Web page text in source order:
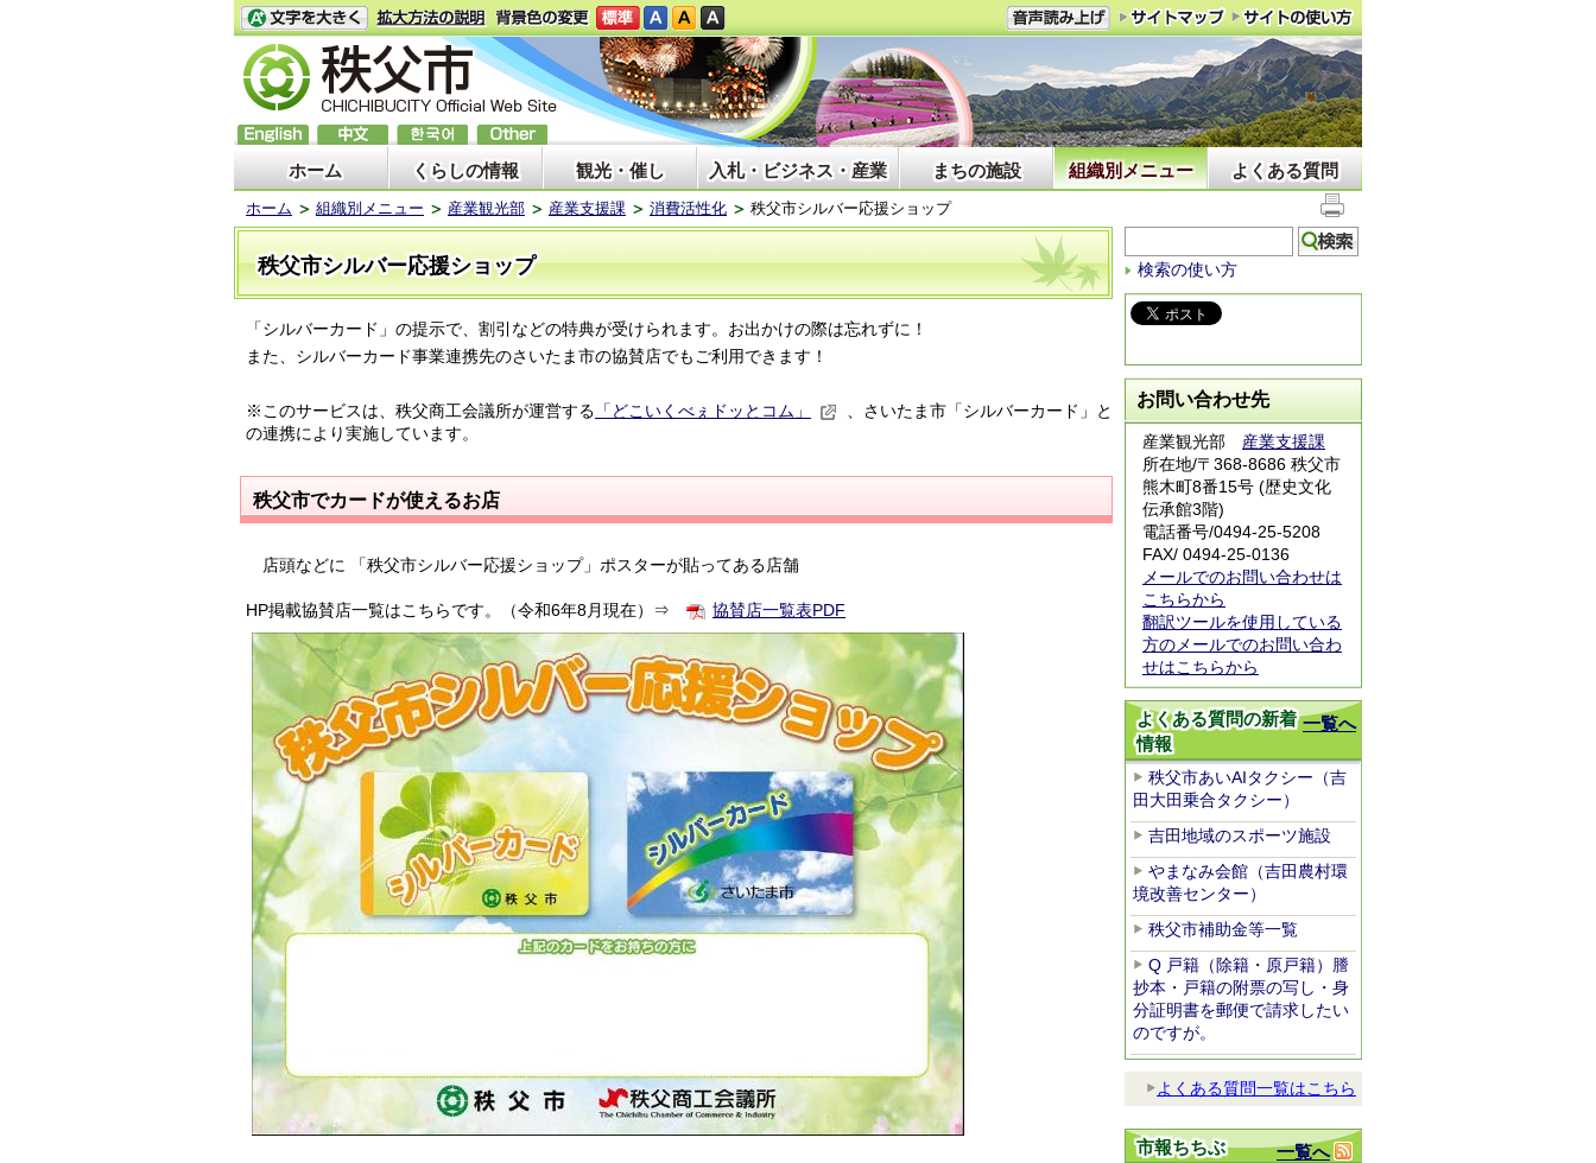
ホーム くらしの情報 観光・催し 入札・ビジネス・産業 まちの施設 組織別メニュー よくある質問
ホーム 組織別メニュー 産業観光部 産業支援課 消費活性化 秩父市シルバー応援ショップ
秩父市シルバー応援ショップ
「シルバーカード」の提示で、割引などの特典が受けられます。お出かけの際は忘れずに！
また、シルバーカード事業連携先のさいたま市の協賛店でもご利用できます！
※このサービスは、秩父商工会議所が運営する 「どこいくべぇドッとコム」
、さいたま市「シルバーカード」と
の連携により実施しています。
秩父市でカードが使えるお店
店頭などに 「秩父市シルバー応援ショップ」ポスターが貼ってある店舗
HP掲載協賛店一覧はこちらです。（令和6年8月現在）⇒ 協賛店一覧表PDF
検索の使い方
お問い合わせ先
産業観光部 産業支援課
所在地/〒368-8686 秩父市
熊木町8番15号 (歴史文化
伝承館3階)
電話番号/0494-25-5208
FAX/ 0494-25-0136
メールでのお問い合わせは
こちらから
翻訳ツールを使用している
方のメールでのお問い合わ
せはこちらから
一覧へ
よくある質問の新着
情報
秩父市あいAIタクシー（吉
田大田乗合タクシー）
吉田地域のスポーツ施設
やまなみ会館（吉田農村環
境改善センター）
秩父市補助金等一覧
Q 戸籍（除籍・原戸籍）謄
抄本・戸籍の附票の写し・身
分証明書を郵便で請求したい
のですが。
よくある質問一覧はこちら
一覧へ
市報ちちぶ